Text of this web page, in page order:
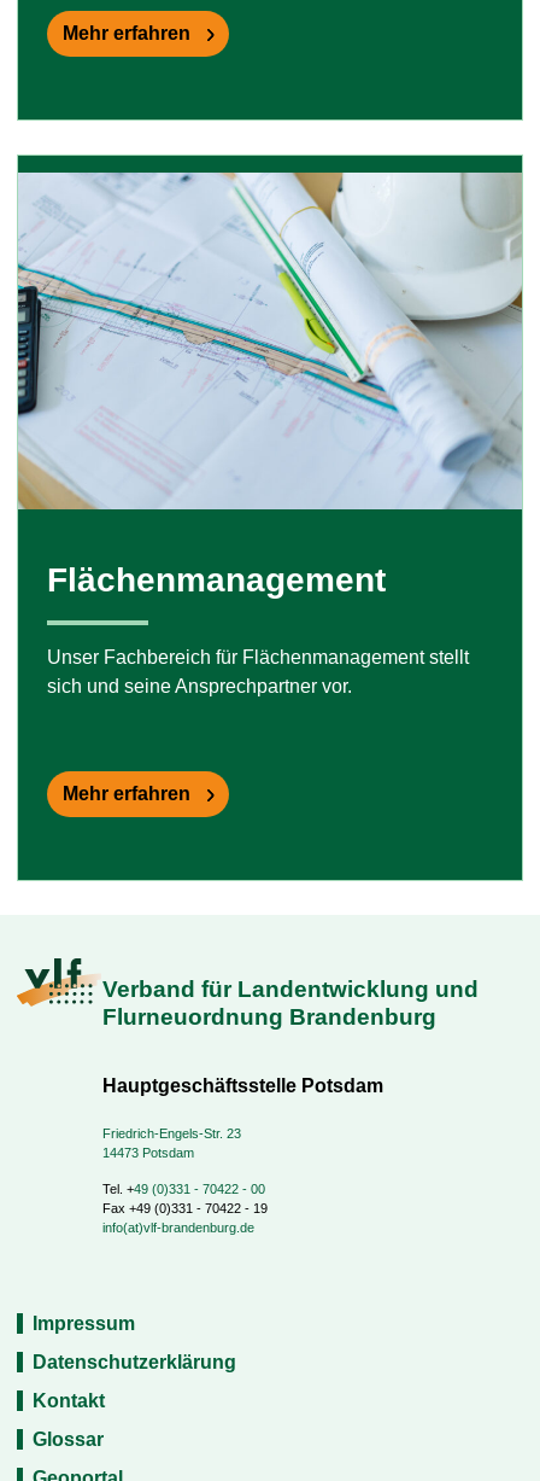
Mehr erfahren
Flächenmanagement
Unser Fachbereich für Flächenmanagement stellt
sich und seine Ansprechpartner vor.
Mehr erfahren
Verband für Landentwicklung und
Flurneuordnung Brandenburg
Hauptgeschäftsstelle Potsdam
Friedrich-Engels-Str. 23
14473 Potsdam
Tel. +49 (0)331 - 70422 - 00
Fax +49 (0)331 - 70422 - 19
info(at)vlf-brandenburg.de
Impressum
Datenschutzerklärung
Kontakt
Glossar